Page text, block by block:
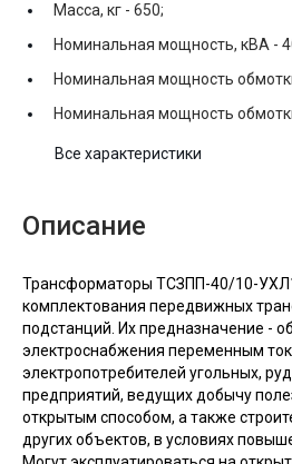
Масса, кг - 650;
Номинальная мощность, кВА -
Номинальная мощность
Номинальная мощность
Все характеристики
Описание
Трансформаторы ТСЗПП-40/10-
комплектования передвижных
подстанций. Их предназначение -
электроснабжения переменным
электропотребителей угольных,
предприятий, ведущих добычу
открытым способом, а также
других объектов, в условиях